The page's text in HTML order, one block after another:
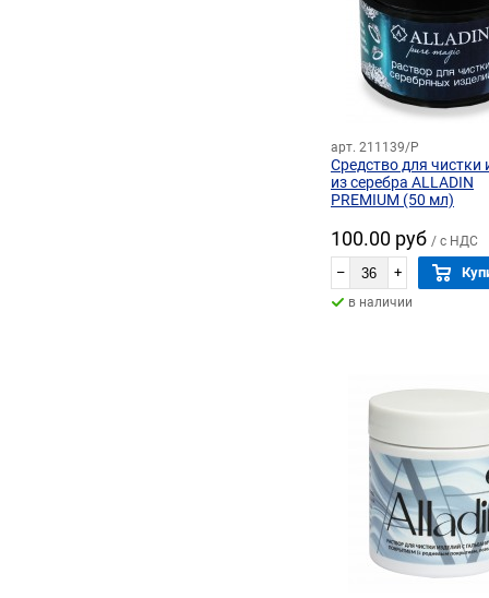
арт. 211139/P
Средство для чистки
из серебра ALLADIN
PREMIUM (50 мл)
100.00 руб / с НДС
– +
в наличии